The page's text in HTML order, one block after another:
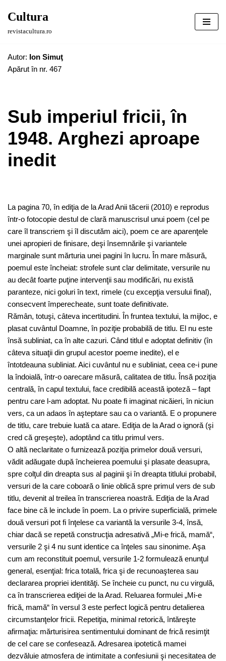
Sari
Cultura
revistacultura.ro
Autor: Ion Simuţ
Apărut în nr. 467
Sub imperiul fricii, în
1948. Arghezi aproape
inedit
La pagina 70, în ediţia de la Arad Anii tăcerii (2010) e reprodus
într-o fotocopie destul de clară manuscrisul unui poem (cel pe
care îl transcriem şi îl discutăm aici), poem ce are aparenţele
unei apropieri de finisare, deşi însemnările şi variantele
marginale sunt mărturia unei pagini în lucru. În mare măsură,
poemul este încheiat: strofele sunt clar delimitate, versurile nu
au decât foarte puţine intervenţii sau modificări, nu există
paranteze, nici goluri în text, rimele (cu excepţia versului final),
consecvent împerecheate, sunt toate definitivate.
Rămân, totuşi, câteva incertitudini. În fruntea textului, la mijloc, e
plasat cuvântul Doamne, în poziţie probabilă de titlu. El nu este
însă subliniat, ca în alte cazuri. Când titlul e adoptat definitiv (în
câteva situaţii din grupul acestor poeme inedite), el e
întotdeauna subliniat. Aici cuvântul nu e subliniat, ceea ce-i pune
la îndoială, într-o oarecare măsură, calitatea de titlu. Însă poziţia
centrală, în capul textului, face credibilă această ipoteză – fapt
pentru care l-am adoptat. Nu poate fi imaginat nicăieri, în niciun
vers, ca un adaos în aşteptare sau ca o variantă. E o propunere
de titlu, care trebuie luată ca atare. Ediţia de la Arad o ignoră (şi
cred că greşeşte), adoptând ca titlu primul vers.
O altă neclaritate o furnizează poziţia primelor două versuri,
vădit adăugate după încheierea poemului şi plasate deasupra,
spre colţul din dreapta sus al paginii şi în dreapta titlului probabil,
versuri de la care coboară o linie oblică spre primul vers de sub
titlu, devenit al treilea în transcrierea noastră. Ediţia de la Arad
face bine că le include în poem. La o privire superficială, primele
două versuri pot fi înţelese ca variantă la versurile 3-4, însă,
chiar dacă se repetă construcţia adresativă „Mi-e frică, mamă“,
versurile 2 şi 4 nu sunt identice ca înţeles sau sinonime. Aşa
cum am reconstituit poemul, versurile 1-2 formulează enunţul
general, esenţial: frica totală, frica şi de recunoaşterea sau
declararea propriei identităţi. Se încheie cu punct, nu cu virgulă,
ca în transcrierea ediţiei de la Arad. Reluarea formulei „Mi-e
frică, mamă“ în versul 3 este perfect logică pentru detalierea
circumstanţelor fricii. Repetiţia, minimal retorică, întăreşte
afirmaţia: mărturisirea sentimentului dominant de frică resimţit
de cel care se confesează. Adresarea ipotetică mamei
dezvăluie atmosfera de intimitate a confesiunii şi necesitatea de